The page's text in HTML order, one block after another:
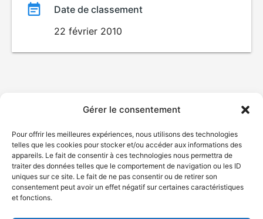
Gérer le consentement
Pour offrir les meilleures expériences, nous utilisons des technologies
telles que les cookies pour stocker et/ou accéder aux informations des
appareils. Le fait de consentir à ces technologies nous permettra de
traiter des données telles que le comportement de navigation ou les ID
uniques sur ce site. Le fait de ne pas consentir ou de retirer son
consentement peut avoir un effet négatif sur certaines caractéristiques
et fonctions.
Date de classement
22 février 2010